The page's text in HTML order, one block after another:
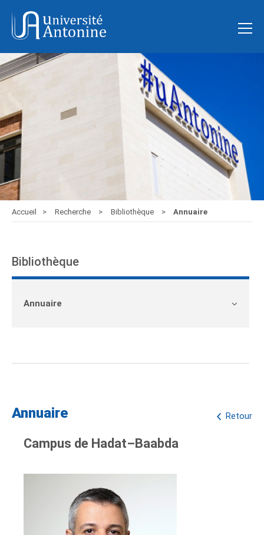
Accueil Recherche Bibliothèque Annuaire
Bibliothèque
Annuaire
Retour
Annuaire
Campus de Hadat–Baabda